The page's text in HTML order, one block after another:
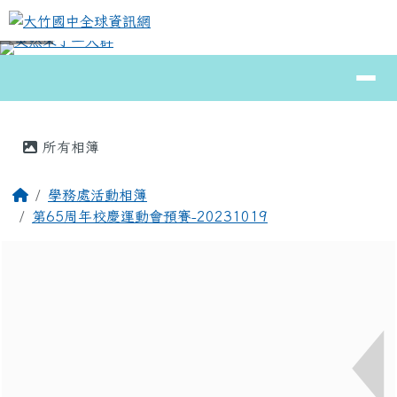
跳至主內容區
大竹國中全球資訊網
⏸
所有相簿
回首頁學務處活動相簿
第65周年校慶運動會預賽-20231019